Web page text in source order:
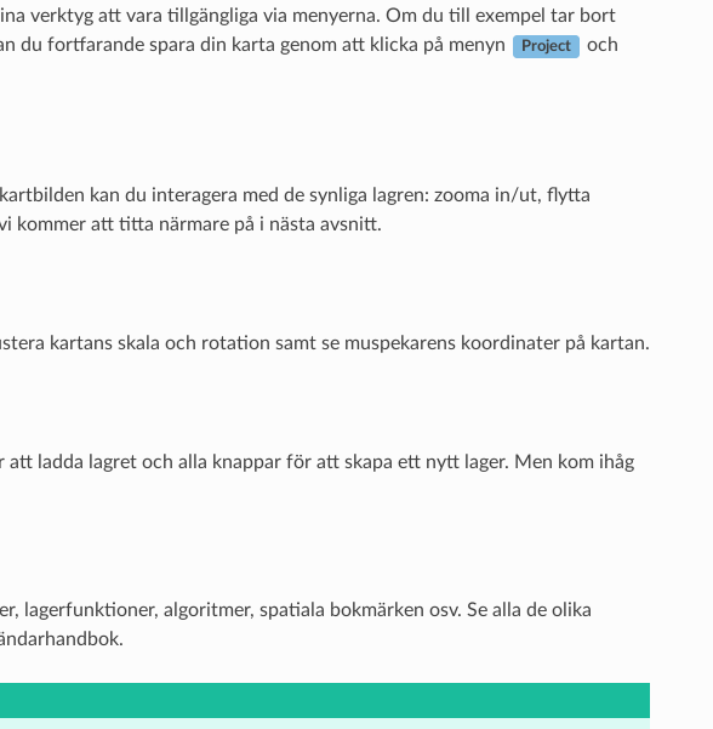
verktyg att vara tillgängliga via menyerna. Om du till exempel tar bort
du fortfarande spara din karta genom att klicka på menyn Project
och
kan du interagera med de synliga lagren: zooma in/ut, flytta
kommer att titta närmare på i nästa avsnitt.
kartans skala och rotation samt se muspekarens koordinater på kartan.
ladda lagret och alla knappar för att skapa ett nytt lager. Men kom ihåg
lagerfunktioner, algoritmer, spatiala bokmärken osv. Se alla de olika